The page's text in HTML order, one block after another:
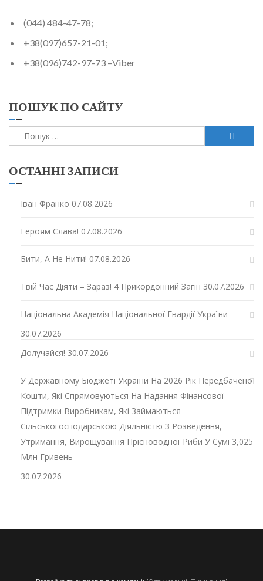
(044) 484-47-78;
+38(097)657-21-01;
+38(096)742-97-73 –Viber
ПОШУК ПО САЙТУ
Пошук:
ОСТАННІ ЗАПИСИ
Іван Франко 07.08.2026
Героям Слава! 07.08.2026
Бити, А Не Нити! 07.08.2026
Твій Час Діяти – Зараз! 4 Прикордонний Загін 30.07.2026
Національна Академія Національної Гвардії України
30.07.2026
Долучайся! 30.07.2026
У Державному Бюджеті України На 2026 Рік Передбачено
Кошти, Які Спрямовуються На Надання Фінансової
Підтримки Виробникам, Які Займаються
Сільськогосподарською Діяльністю З Розведення,
Утримання, Вирощування Прісноводної Риби У Сумі 3,025
Млн Гривень
30.07.2026